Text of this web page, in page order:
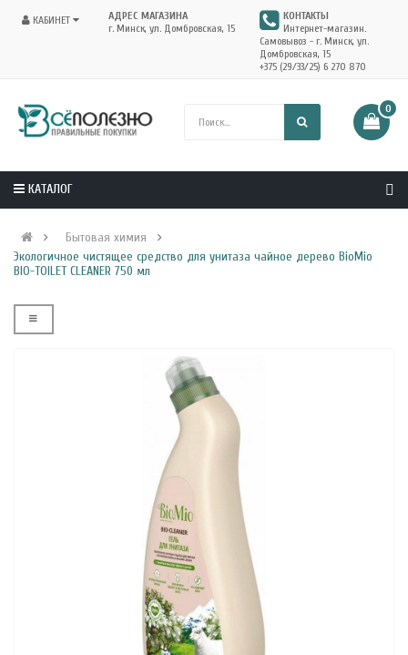
КАБИНЕТ
АДРЕС МАГАЗИНА
г. Минск, ул. Домбровская, 15
КОНТАКТЫ
Интернет-магазин.
Самовывоз - г. Минск, ул.
Домбровская, 15
+375 (29/33/25) 6 270 870
0
КАТАЛОГ
Бытовая химия
Экологичное чистящее средство для унитаза чайное дерево BioMio
BIO-TOILET CLEANER 750 мл